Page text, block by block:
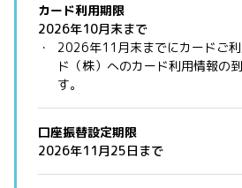
カード利用期限
2026年10月末まで
2026年11月末までにカードご
ド（株）へのカード利用情報の
す。
口座振替設定期限
2026年11月25日まで